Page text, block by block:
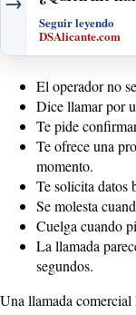
Seguir leyendo
DSAlicante.com
El operador no
Dice llamar por
Te pide
Te ofrece una
momento.
Te solicita datos
Se molesta
Cuelga cuando
La llamada
segundos.
Una llamada comercial